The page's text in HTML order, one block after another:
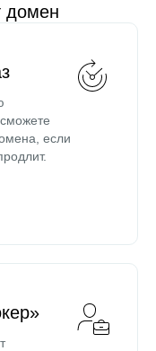
домен
если